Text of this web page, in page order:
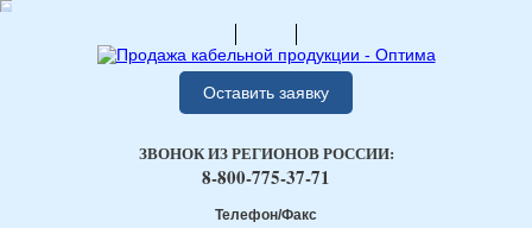
Оставить заявку
Телефон/Факс
ЗВОНОК ИЗ РЕГИОНОВ РОССИИ:
8-800-775-37-71